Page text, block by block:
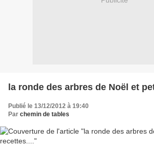
la ronde des arbres de Noël et
Publié le 13/12/2012 à 19:40
Par chemin de tables